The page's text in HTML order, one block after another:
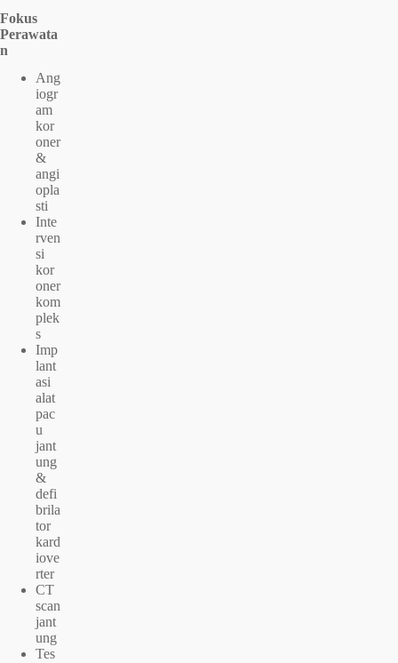
Fokus
Perawata
n
Ang
iogr
am
kor
oner
&
angi
opla
sti
Inte
rven
si
kor
oner
kom
plek
s
Imp
lant
asi
alat
pac
u
jant
ung
&
defi
brila
tor
kard
iove
rter
CT
scan
jant
ung
Tes